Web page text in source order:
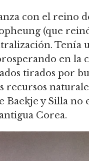
con el reino
(que
Tenía
en la
tirados por
recursos
Baekje y Silla
Corea.